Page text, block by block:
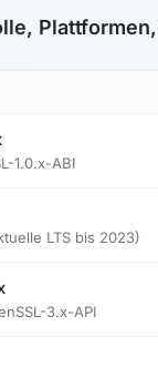
1.0.x-ABI
LTS bis 2023)
3.x-API